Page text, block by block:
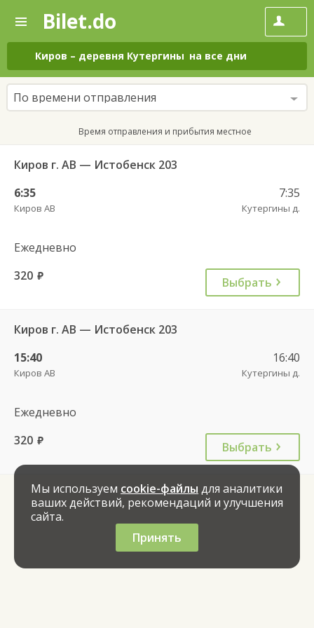
—
Поиск
и
покупка
билетов
на
автобус
онлайн
Bilet.do
Киров – деревня Кутергины на все дни
По времени отправления
Время отправления и прибытия местное
Киров г. АВ — Истобенск 203
6:35
Киров АВ
7:35
Кутергины д.
Ежедневно
320 руб. Выбрать
Киров г. АВ — Истобенск 203
15:40
Киров АВ
16:40
Кутергины д.
Ежедневно
320 руб. Выбрать
Мы используем cookie-файлы для аналитики
ваших действий, рекомендаций и улучшения
сайта.
Принять